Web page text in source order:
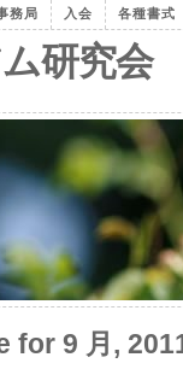
務局 入会 各種書式
研究会
for 9 月,